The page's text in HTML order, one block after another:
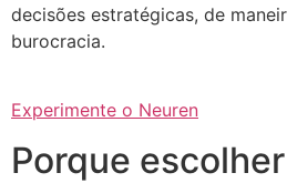
decisões estratégicas, de
burocracia.
Experimente o Neuren
Porque